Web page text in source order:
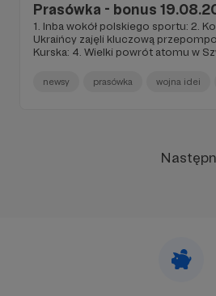
Prasówka - bonus
1. Inba wokół polskiego sportu: 2.
Ukraińcy zajęli kluczową
Kurska: 4. Wielki powrót atomu w
Trump-Musk: 7. Rubcow i
absurdy w obliczu antyimigranckich
newsy prasówka wojna idei